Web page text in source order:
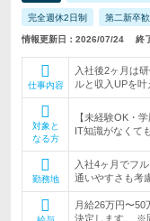
完全週休2日制 第二新卒
情報更新日：2026/07/24 終
仕事内容
入社後2ヶ月は
ルと収入UPを叶
対象と
なる方
【未経験OK・
IT知識がなくて
勤務地
入社4ヶ月でフ
通いやすさも考
月給26万円〜50
決定します。 ※